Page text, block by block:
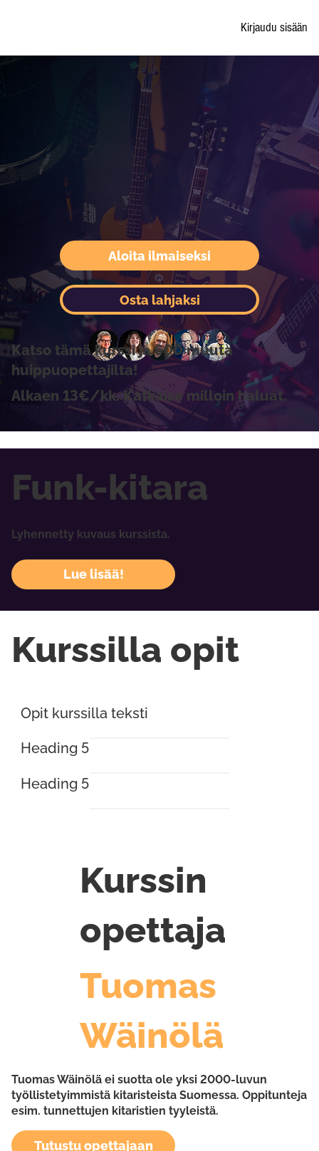
Kirjaudu sisään
Aloita ilmaiseksi
Katso tämä kurssi ja 600 muuta
huippuopettajilta!
Alkaen 13€/kk. Katkaise milloin haluat.
Osta lahjaksi
Funk-kitara
Lyhennetty kuvaus kurssista.
Lue lisää!
Kurssilla opit
Opit kurssilla teksti
Heading 5
Heading 5
Kurssin
opettaja
Tuomas
Wäinölä
Tuomas Wäinölä ei suotta ole yksi 2000-luvun
työllistetyimmistä kitaristeista Suomessa. Oppitunteja
esim. tunnettujen kitaristien tyyleistä.
Tutustu opettajaan